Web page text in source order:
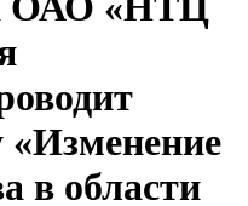
«Изменение
в области